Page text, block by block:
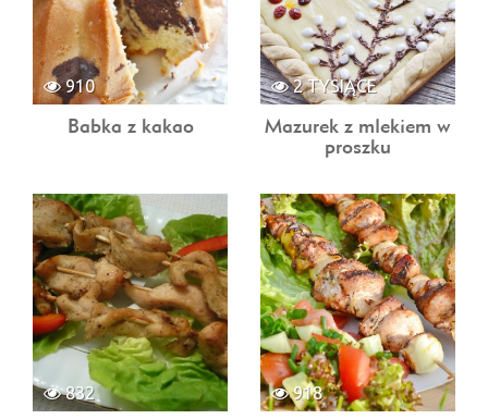
910
Babka z kakao
2 TYSIĄCE
Mazurek z mlekiem w
proszku
832 918